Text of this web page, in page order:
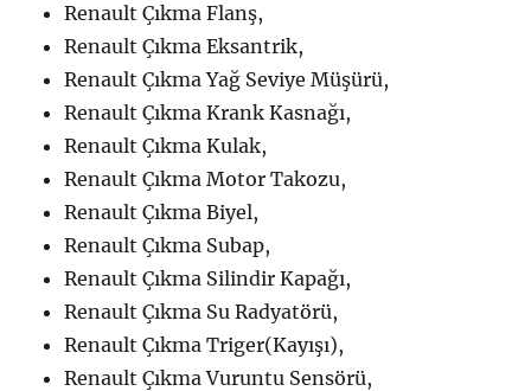
Renault Çıkma Flanş,
Renault Çıkma Eksantrik,
Renault Çıkma Yağ Seviye Müşürü,
Renault Çıkma Krank Kasnağı,
Renault Çıkma Kulak,
Renault Çıkma Motor Takozu,
Renault Çıkma Biyel,
Renault Çıkma Subap,
Renault Çıkma Silindir Kapağı,
Renault Çıkma Su Radyatörü,
Renault Çıkma Triger(Kayışı),
Renault Çıkma Vuruntu Sensörü,